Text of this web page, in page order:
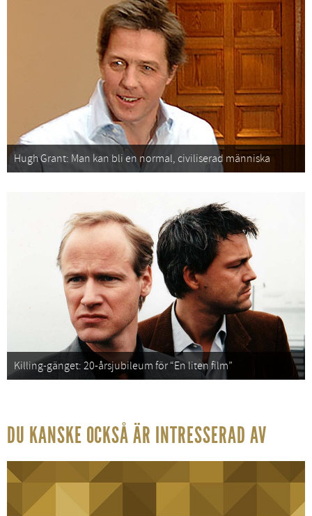
Hugh Grant: Man kan bli en normal, civiliserad människa
Killing-gänget: 20-årsjubileum för “En liten film”
DU KANSKE OCKSÅ ÄR INTRESSERAD AV